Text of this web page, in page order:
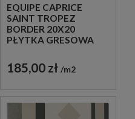
EQUIPE CAPRICE
SAINT TROPEZ
BORDER 20X20
PŁYTKA GRESOWA
185,00 zł m2